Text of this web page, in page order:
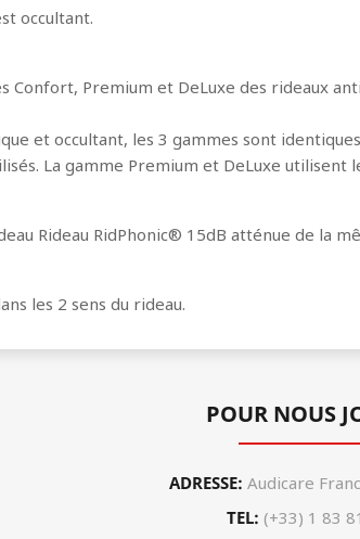
occultant.
Premium et DeLuxe des rideaux
et occultant, les 3 gammes sont
La gamme Premium et DeLuxe utilisent
Rideau RidPhonic® 15dB atténue de la
les 2 sens du rideau.
POUR NOUS
ADRESSE: Audicare
TEL: (+33) 1 83